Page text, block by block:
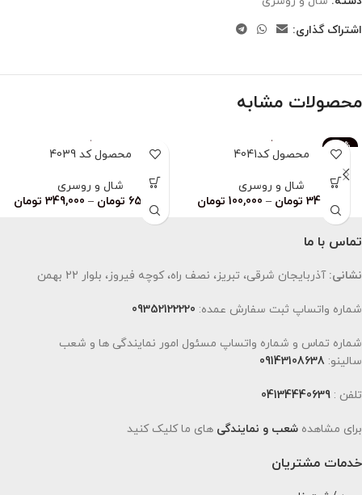
اشتراک گذاری:
محصولات مشابه
-83%
محصول کد4041
شال و روسری
349,000 تومان –
100,000 تومان
محصول کد 4039
شال و روسری
659,000 تومان –
349,000 تومان
تماس با ما
نشانی: آذربایجان شرقی، تبریز، نصف راه، کوچه فیروز، بلوار 22 بهمن
شماره واتساپ ثبت سفارش عمده: 09352122220
شماره تماس و شماره واتساپ مسئول امور نمایندگی ها و شعب
سالینو: 09143108638
تلفن : 04134440639
برای مشاهده شعب و نمایندگی های ما کلیک کنید
خدمات مشتریان